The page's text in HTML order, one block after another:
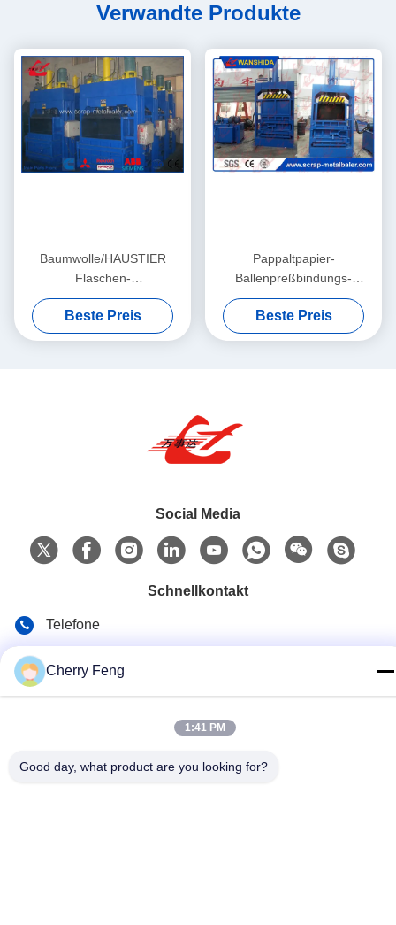
Verwandte Produkte
Baumwolle/HAUSTIER
Flaschen-
Emballierungsmaschine mit
Plc-Kontrollsystem 100
Tonnen
Beste Preis
Pappaltpapier-
Ballenpreßbindungs-
Ballenpresse mit hoher
Dichte Y82-100 des
Vertikalen-Abfall-OCC
Beste Preis
Social Media
Schnellkontakt
Telefone
Cherry Feng
1:41 PM
Good day, what product are you looking for?